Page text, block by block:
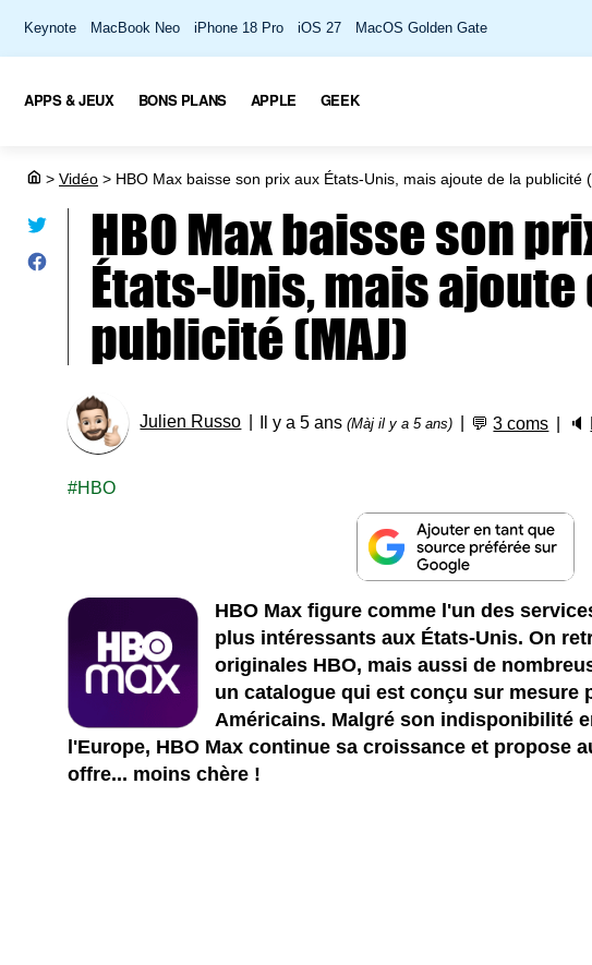
Keynote MacBook Neo iPhone 18 Pro iOS 27 MacOS Golden Gate
APPS & JEUX BONS PLANS APPLE GEEK
> Vidéo > HBO Max baisse son prix aux États-Unis, mais ajoute de la publicité
HBO Max baisse son
États-Unis, mais ajoute
publicité (MAJ)
Julien Russo Il y a 5 ans(Màj il y a 5 ans) 💬3 coms 🔈
HBO
HBO Max figure comme l'un des
plus intéressants aux États-Unis. On
originales HBO, mais aussi de
un catalogue qui est conçu sur mesure
Américains. Malgré son indisponibilité
l'Europe, HBO Max continue sa croissance et propose
offre... moins chère !